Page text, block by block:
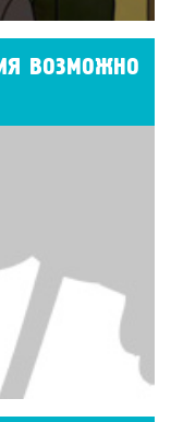
возможно